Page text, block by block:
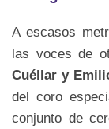
A escasos
las voces de
Cuéllar y
del coro
conjunto de